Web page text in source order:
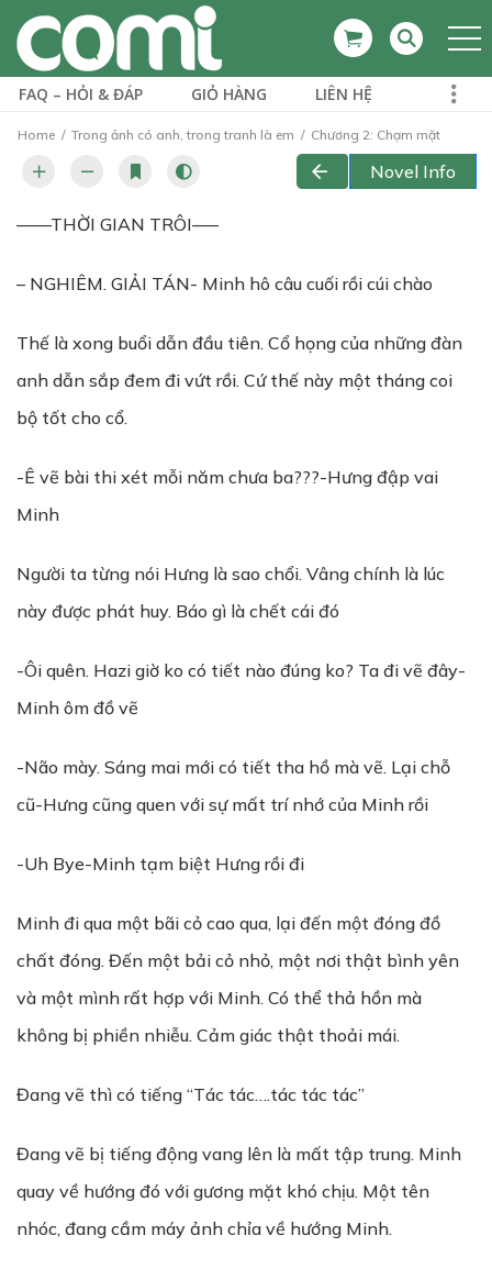
FAQ – HỎI & ĐÁP GIỎ HÀNG LIÊN HỆ
Home Trong ảnh có anh, trong tranh là em Chương 2: Chạm mặt
Novel Info
——THỜI GIAN TRÔI—–
– NGHIÊM. GIẢI TÁN- Minh hô câu cuối rồi cúi chào
Thế là xong buổi dẫn đầu tiên. Cổ họng của những đàn
anh dẫn sắp đem đi vứt rồi. Cứ thế này một tháng coi
bộ tốt cho cổ.
-Ê vẽ bài thi xét mỗi năm chưa ba???-Hưng đập vai
Minh
Người ta từng nói Hưng là sao chổi. Vâng chính là lúc
này được phát huy. Báo gì là chết cái đó
-Ôi quên. Hazi giờ ko có tiết nào đúng ko? Ta đi vẽ đây-
Minh ôm đồ vẽ
-Não mày. Sáng mai mới có tiết tha hồ mà vẽ. Lại chỗ
cũ-Hưng cũng quen với sự mất trí nhớ của Minh rồi
-Uh Bye-Minh tạm biệt Hưng rồi đi
Minh đi qua một bãi cỏ cao qua, lại đến một đóng đồ
chất đóng. Đến một bải cỏ nhỏ, một nơi thật bình yên
và một mình rất hợp với Minh. Có thể thả hồn mà
không bị phiền nhiễu. Cảm giác thật thoải mái.
Đang vẽ thì có tiếng “Tác tác….tác tác tác”
Đang vẽ bị tiếng động vang lên là mất tập trung. Minh
quay về hướng đó với gương mặt khó chịu. Một tên
nhóc, đang cầm máy ảnh chỉa về hướng Minh.